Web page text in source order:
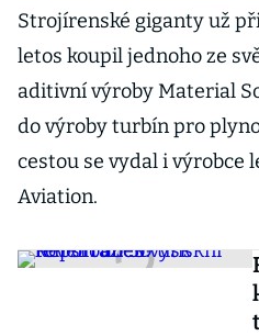
Strojírenské giganty už
letos koupil jednoho ze
aditivní výroby Material
do výroby turbín pro
cestou se vydal i výrobce
Aviation.